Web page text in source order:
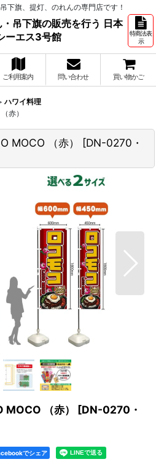
下旗、提灯、のれんの専門店です！
吊下旗の販売を行う 日本
ーエス3号館
特商法表
示
ご利用案内 問い合わせ 買い物かご
ハワイ料理
赤）
MOCO （赤） [DN-0270・
（赤） [DN-0270・
でシェア